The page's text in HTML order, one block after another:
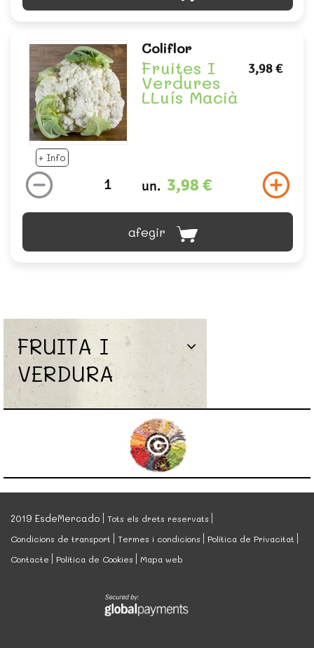
+ Info
Coliflor
Fruites I
Verdures
LLuís Macià
3,98 €
un. 3,98 €
afegir
FRUITA I
VERDURA
2019 EsdeMercado
Tots els drets reservats
Condicions de transport
Termes i condicions
Política de Privacitat
Contacte
Política de Cookies Mapa web